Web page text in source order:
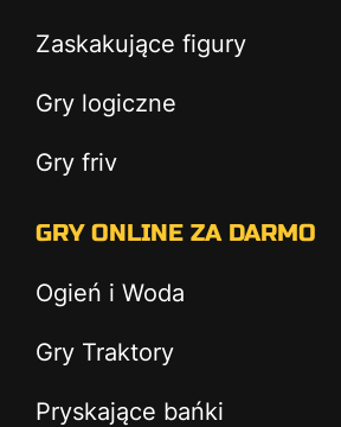
Zaskakujące figury
Gry logiczne
Gry friv
GRY ONLINE ZA DARMO
Ogień i Woda
Gry Traktory
Pryskające bańki